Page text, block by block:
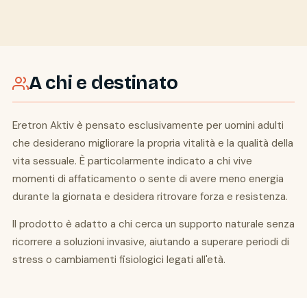
A chi e destinato
Eretron Aktiv è pensato esclusivamente per uomini adulti
che desiderano migliorare la propria vitalità e la qualità della
vita sessuale. È particolarmente indicato a chi vive
momenti di affaticamento o sente di avere meno energia
durante la giornata e desidera ritrovare forza e resistenza.
Il prodotto è adatto a chi cerca un supporto naturale senza
ricorrere a soluzioni invasive, aiutando a superare periodi di
stress o cambiamenti fisiologici legati all'età.